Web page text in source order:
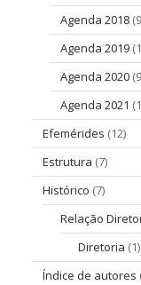
Agenda 2018
Agenda 2019
Agenda 2020
Agenda 2021
Efemérides (12)
Estrutura (7)
Histórico (7)
Relação
Diretoria (1)
Índice de autores